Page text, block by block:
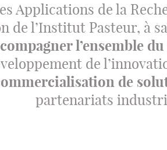
Applications de la
de l’Institut Pasteur, à
l’ensemble
de
de
partenariats